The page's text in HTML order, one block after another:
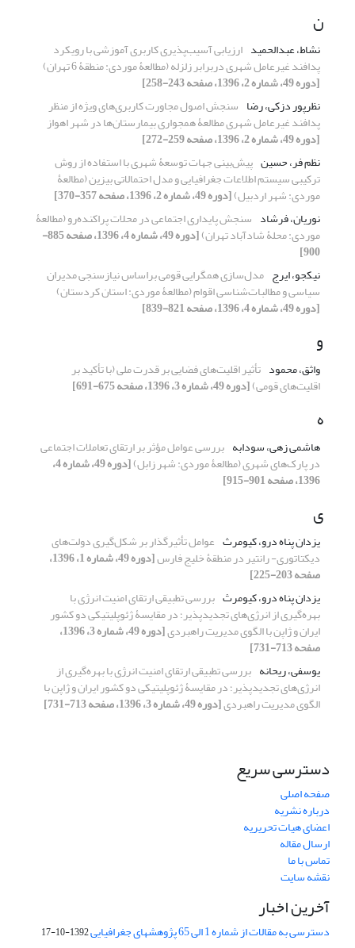
ن
نشاط، عبدالحمید ارزیابی آسیب‌پذیری کاربری آموزشی با رویکرد
پدافند غیرعامل شهری دربرابر زلزله (مطالعۀ موردی: منطقۀ 6 تهران)
[دوره 49، شماره 2، 1396، صفحه 243-258]
نظرپور دزکی، رضا سنجش اصول مجاورت کاربری‌های ویژه از منظر
پدافند غیرعامل شهری مطالعۀ همجواری بیمارستان‌ها در شهر اهواز
[دوره 49، شماره 2، 1396، صفحه 259-272]
نظم فر، حسین پیش‌بینی جهات توسعۀ شهری با استفاده از روش
ترکیبی سیستم اطلاعات جغرافیایی و مدل احتمالاتی بیزین (مطالعۀ
موردی: شهر اردبیل)[دوره 49، شماره 2، 1396، صفحه 357-370]
نوریان، فرشاد سنجش پایداری اجتماعی در محلات پراکنده‌رو (مطالعۀ
موردی: محلۀ شادآباد تهران) [دوره 49، شماره 4، 1396، صفحه 885-
900]
نیکجو، ایرج مدل‌سازی همگرایی قومی براساس نیازسنجی مدیران
سیاسی و مطالبات‌شناسی اقوام (مطالعۀ موردی: استان کردستان)
[دوره 49، شماره 4، 1396، صفحه 821-839]
و
واثق، محمود تأثیر اقلیت‌های فضایی بر قدرت ملی (با تأکید بر
اقلیت‌های قومی)[دوره 49، شماره 3، 1396، صفحه 675-691]
ه
هاشمی زهی، سودابه بررسی عوامل مؤثر بر ارتقای تعاملات اجتماعی
در پارک‌های شهری (مطالعۀ موردی: شهر زابل) [دوره 49، شماره 4،
1396، صفحه 901-915]
ی
یزدان پناه درو، کیومرث عوامل تأثیرگذار بر شکل‌گیری دولت‌های
دیکتاتوری- رانتیر در منطقۀ خلیج فارس [دوره 49، شماره 1، 1396،
صفحه 203-225]
یزدان پناه درو، کیومرث بررسی تطبیقی ارتقای امنیت انرژی با
بهره‌گیری از انرژی‌های تجدیدپذیر؛ در مقایسۀ ژئوپلیتیکی دو کشور
ایران و ژاپن با الگوی مدیریت راهبردی [دوره 49، شماره 3، 1396،
صفحه 713-731]
یوسفی، ریحانه بررسی تطبیقی ارتقای امنیت انرژی با بهره‌گیری از
انرژی‌های تجدیدپذیر؛ در مقایسۀ ژئوپلیتیکی دو کشور ایران و ژاپن با
الگوی مدیریت راهبردی[دوره 49، شماره 3، 1396، صفحه 713-731]
دسترسی سریع
صفحه اصلی
درباره نشریه
اعضای هیات تحریریه
ارسال مقاله
تماس با ما
نقشه سایت
آخرین اخبار
دسترسی به مقالات از شماره 1 الی 65 پژوهشهای جغرافیایی 1392-10-17